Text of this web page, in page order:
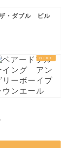
・ダブル ピル